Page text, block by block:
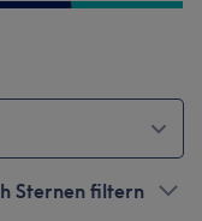
Sternen filtern